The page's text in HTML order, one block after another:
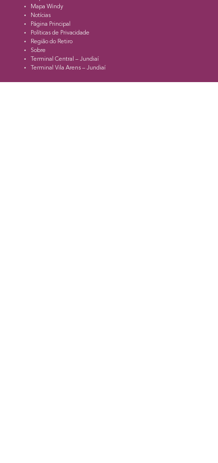
Mapa Windy
Notícias
Página Principal
Políticas de Privacidade
Região do Retiro
Sobre
Terminal Central – Jundiaí
Terminal Vila Arens – Jundiaí